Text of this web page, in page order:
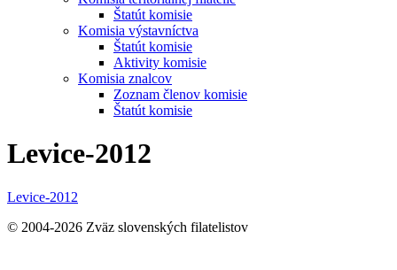
Štatút komisie
Komisia výstavníctva
Štatút komisie
Aktivity komisie
Komisia znalcov
Zoznam členov komisie
Štatút komisie
Levice-2012
Levice-2012
© 2004-2026 Zväz slovenských filatelistov